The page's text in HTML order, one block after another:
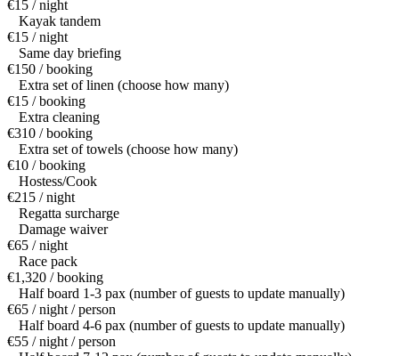
€15 / night
Kayak tandem
€15 / night
Same day briefing
€150 / booking
Extra set of linen (choose how many)
€15 / booking
Extra cleaning
€310 / booking
Extra set of towels (choose how many)
€10 / booking
Hostess/Cook
€215 / night
Regatta surcharge
Damage waiver
€65 / night
Race pack
€1,320 / booking
Half board 1-3 pax (number of guests to update manually)
€65 / night / person
Half board 4-6 pax (number of guests to update manually)
€55 / night / person